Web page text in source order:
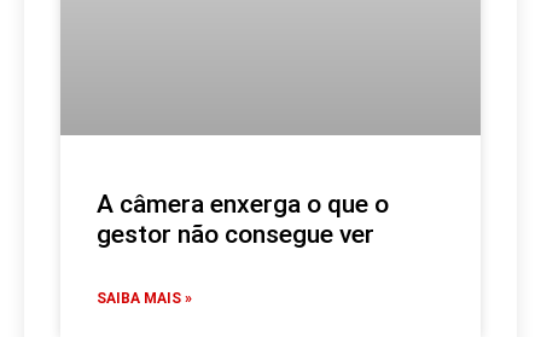
A câmera enxerga o que o
gestor não consegue ver
SAIBA MAIS »